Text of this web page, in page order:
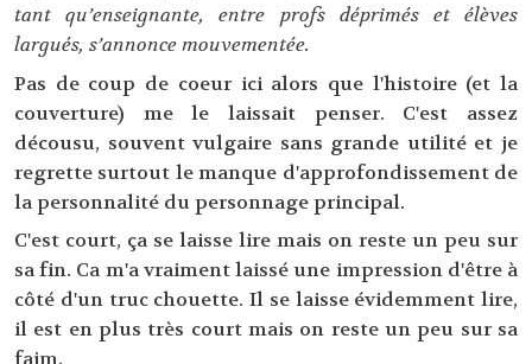
tant qu’enseignante, entre profs déprimés et élèves
largués, s’annonce mouvementée.
Pas de coup de coeur ici alors que l'histoire (et la
couverture) me le laissait penser. C'est assez
décousu, souvent vulgaire sans grande utilité et je
regrette surtout le manque d'approfondissement de
la personnalité du personnage principal.
C'est court, ça se laisse lire mais on reste un peu sur
sa fin. Ca m'a vraiment laissé une impression d'être à
côté d'un truc chouette. Il se laisse évidemment lire,
il est en plus très court mais on reste un peu sur sa
faim.